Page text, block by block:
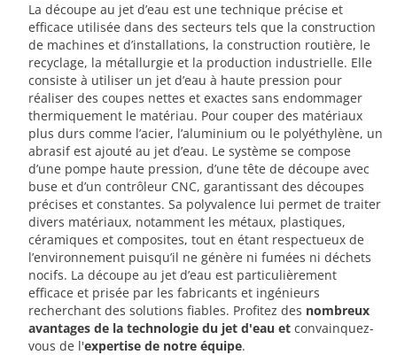
La découpe au jet d’eau est une technique précise et
efficace utilisée dans des secteurs tels que la construction
de machines et d’installations, la construction routière, le
recyclage, la métallurgie et la production industrielle. Elle
consiste à utiliser un jet d’eau à haute pression pour
réaliser des coupes nettes et exactes sans endommager
thermiquement le matériau. Pour couper des matériaux
plus durs comme l’acier, l’aluminium ou le polyéthylène, un
abrasif est ajouté au jet d’eau. Le système se compose
d’une pompe haute pression, d’une tête de découpe avec
buse et d’un contrôleur CNC, garantissant des découpes
précises et constantes. Sa polyvalence lui permet de traiter
divers matériaux, notamment les métaux, plastiques,
céramiques et composites, tout en étant respectueux de
l’environnement puisqu’il ne génère ni fumées ni déchets
nocifs. La découpe au jet d’eau est particulièrement
efficace et prisée par les fabricants et ingénieurs
recherchant des solutions fiables. Profitez des nombreux
avantages de la technologie du jet d'eau et convainquez-
vous de l'expertise de notre équipe.